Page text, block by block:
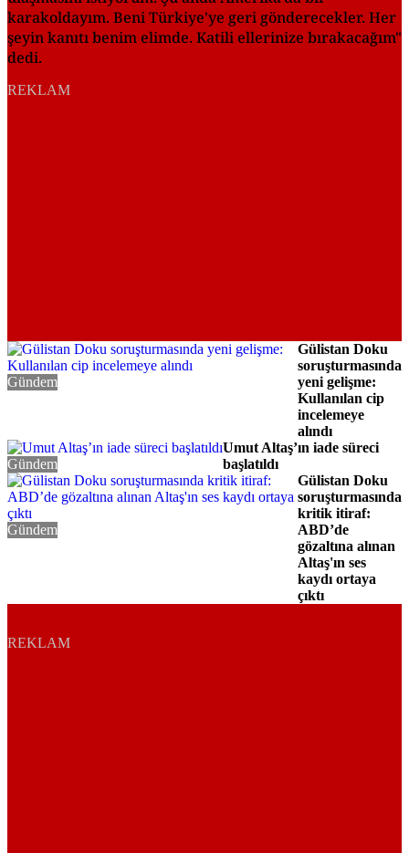
karakoldayım. Beni Türkiye'ye geri gönderecekler. Her
şeyin kanıtı benim elimde. Katili ellerinize bırakacağım"
dedi.
REKLAM
Gündem
Gülistan Doku
soruşturmasında
yeni gelişme:
Kullanılan cip
incelemeye
alındı
Gündem
Umut Altaş’ın iade süreci
başlatıldı
Gündem
Gülistan Doku
soruşturmasında
kritik itiraf:
ABD’de
gözaltına alınan
Altaş'ın ses
kaydı ortaya
çıktı
REKLAM